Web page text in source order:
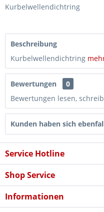
Kurbelwellendichtring
Beschreibung
Kurbelwellendichtring
Bewertungen
0
Bewertungen lesen,
Kunden haben sich
Service Hotline
Shop Service
Informationen